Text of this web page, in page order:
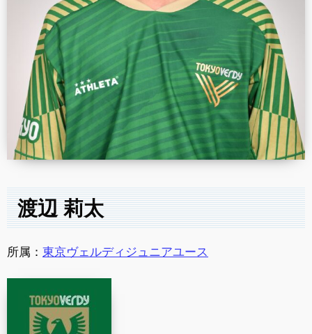
渡辺 莉太
所属： 東京ヴェルディジュニアユース